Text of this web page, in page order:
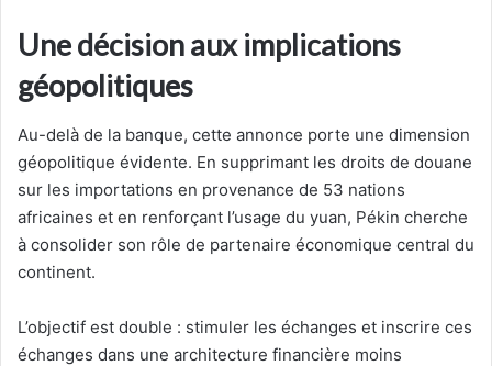
Une décision aux implications
géopolitiques
Au-delà de la banque, cette annonce porte une dimension
géopolitique évidente. En supprimant les droits de douane
sur les importations en provenance de 53 nations
africaines et en renforçant l’usage du yuan, Pékin cherche
à consolider son rôle de partenaire économique central du
continent.
L’objectif est double : stimuler les échanges et inscrire ces
échanges dans une architecture financière moins